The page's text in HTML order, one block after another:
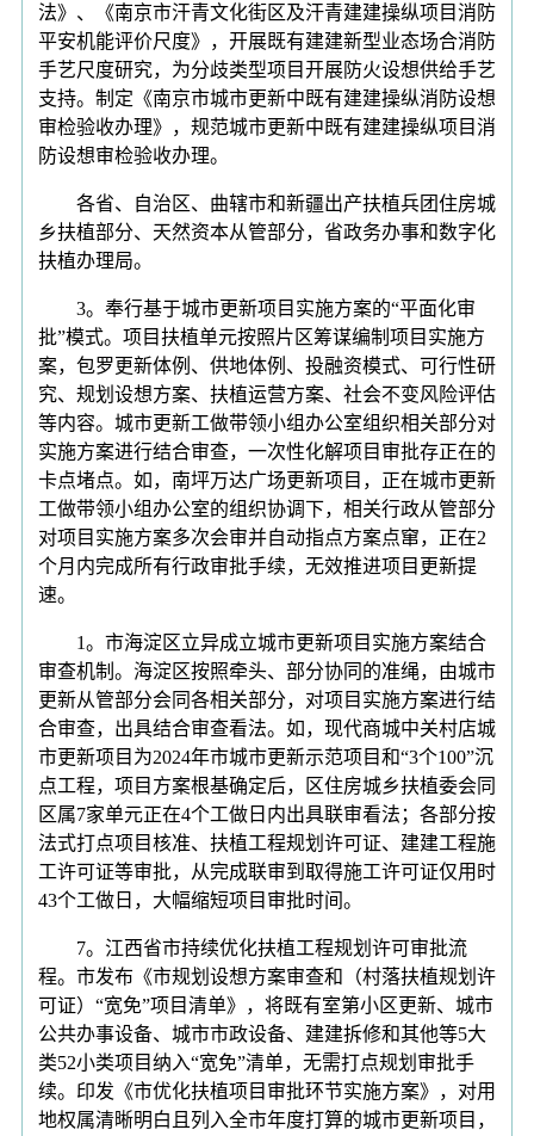
法》、《南京市汗青文化街区及汗青建建操纵项目消防
平安机能评价尺度》，开展既有建建新型业态场合消防
手艺尺度研究，为分歧类型项目开展防火设想供给手艺
支持。制定《南京市城市更新中既有建建操纵消防设想
审检验收办理》，规范城市更新中既有建建操纵项目消
防设想审检验收办理。
各省、自治区、曲辖市和新疆出产扶植兵团住房城
乡扶植部分、天然资本从管部分，省政务办事和数字化
扶植办理局。
3。奉行基于城市更新项目实施方案的“平面化审
批”模式。项目扶植单元按照片区筹谋编制项目实施方
案，包罗更新体例、供地体例、投融资模式、可行性研
究、规划设想方案、扶植运营方案、社会不变风险评估
等内容。城市更新工做带领小组办公室组织相关部分对
实施方案进行结合审查，一次性化解项目审批存正在的
卡点堵点。如，南坪万达广场更新项目，正在城市更新
工做带领小组办公室的组织协调下，相关行政从管部分
对项目实施方案多次会审并自动指点方案点窜，正在2
个月内完成所有行政审批手续，无效推进项目更新提
速。
1。市海淀区立异成立城市更新项目实施方案结合
审查机制。海淀区按照牵头、部分协同的准绳，由城市
更新从管部分会同各相关部分，对项目实施方案进行结
合审查，出具结合审查看法。如，现代商城中关村店城
市更新项目为2024年市城市更新示范项目和“3个100”沉
点工程，项目方案根基确定后，区住房城乡扶植委会同
区属7家单元正在4个工做日内出具联审看法；各部分按
法式打点项目核准、扶植工程规划许可证、建建工程施
工许可证等审批，从完成联审到取得施工许可证仅用时
43个工做日，大幅缩短项目审批时间。
7。江西省市持续优化扶植工程规划许可审批流
程。市发布《市规划设想方案审查和（村落扶植规划许
可证）“宽免”项目清单》，将既有室第小区更新、城市
公共办事设备、城市市政设备、建建拆修和其他等5大
类52小类项目纳入“宽免”清单，无需打点规划审批手
续。印发《市优化扶植项目审批环节实施方案》，对用
地权属清晰明白且列入全市年度打算的城市更新项目，